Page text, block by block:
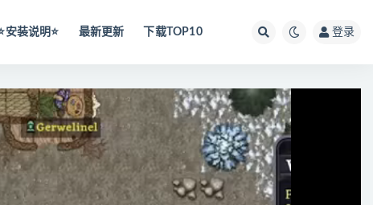
安装说明⭐️ 最新更新 下载TOP10 登录